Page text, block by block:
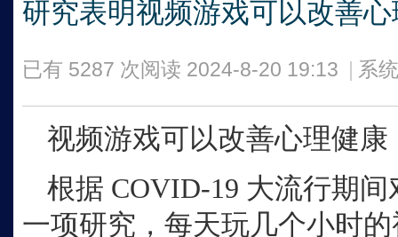
研究表明视频游戏可以改善
已有 5287 次阅读 2024-8-20 19:13 系
视频游戏可以改善心理健康
根据 COVID-19 大流行期
一项研究，每天玩几个小时